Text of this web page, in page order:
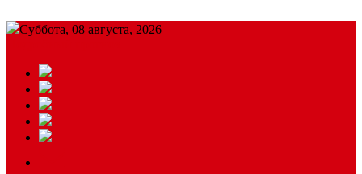
Суббота, 08 августа, 2026